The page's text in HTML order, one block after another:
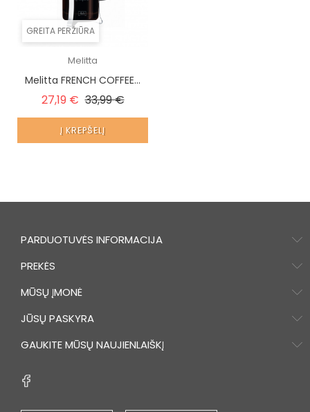
GREITA PERŽIŪRA
Melitta
Melitta FRENCH COFFEE...
27,19 € Įprasta kaina
33,99 €Kaina
Į KREPŠELĮ
PARDUOTUVĖS INFORMACIJA
PREKĖS
MŪSŲ ĮMONĖ
JŪSŲ PASKYRA
GAUKITE MŪSŲ NAUJIENLAIŠKĮ